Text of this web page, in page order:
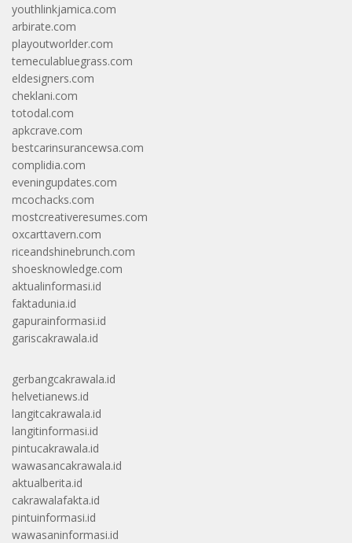
youthlinkjamica.com
arbirate.com
playoutworlder.com
temeculabluegrass.com
eldesigners.com
cheklani.com
totodal.com
apkcrave.com
bestcarinsurancewsa.com
complidia.com
eveningupdates.com
mcochacks.com
mostcreativeresumes.com
oxcarttavern.com
riceandshinebrunch.com
shoesknowledge.com
aktualinformasi.id
faktadunia.id
gapurainformasi.id
gariscakrawala.id
gerbangcakrawala.id
helvetianews.id
langitcakrawala.id
langitinformasi.id
pintucakrawala.id
wawasancakrawala.id
aktualberita.id
cakrawalafakta.id
pintuinformasi.id
wawasaninformasi.id